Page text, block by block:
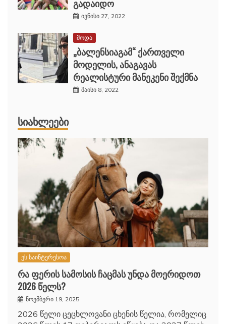
გადაიდო
ივნისი 27, 2022
მოდა
„ბალენსიაგამ“ ქართველი
მოდელის, ანაგავას
რეალისტური მანეკენი შექმნა
მაისი 8, 2022
ᲡᲘᲐᲮᲚᲔᲔᲑᲘ
ეს საინტერესოა
რა ფერის სამოსის ჩაცმას უნდა მოერიდოთ
2026 წელს?
ნოემბერი 19, 2025
2026 წელი ცეცხლოვანი ცხენის წელია, რომელიც